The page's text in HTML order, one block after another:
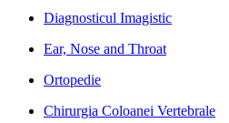
Diagnosticul Imagistic
Ear, Nose and Throat
Ortopedie
Chirurgia Coloanei Vertebrale